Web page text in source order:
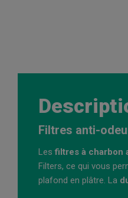
Filtres anti-
Lesfiltres à charbon
Filters, ce qui vous
plafond en plâtre. La